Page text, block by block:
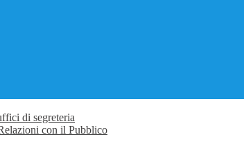
di segreteria
con il Pubblico